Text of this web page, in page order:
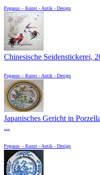
Pegasus – Kunst - Antik - Design
Chinesische Seidenstickerei,
Pegasus – Kunst - Antik - Design
Japanisches Gericht in
...
Pegasus – Kunst - Antik - Design